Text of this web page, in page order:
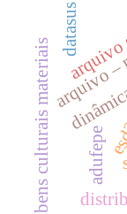
datasus
bens culturais materiais adufepe